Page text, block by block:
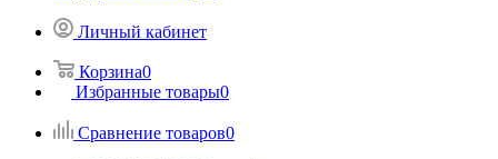
Личный кабинет
Корзина0
Избранные товары0
Сравнение товаров0